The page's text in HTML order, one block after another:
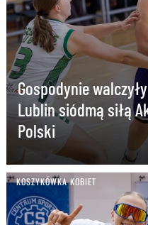
Gospodynie
Lublin siódmą siłą
Polski
KOSZYKÓWKA KOBIET